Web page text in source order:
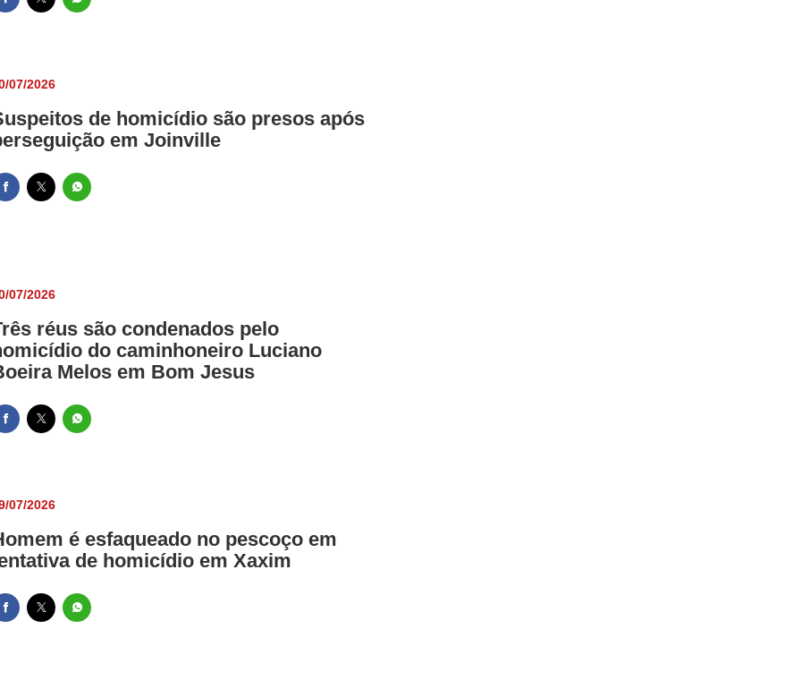
07/2026
de homicídio são presos após
em Joinville
07/2026
réus são condenados pelo
do caminhoneiro Luciano
Melos em Bom Jesus
07/2026
é esfaqueado no pescoço em
de homicídio em Xaxim